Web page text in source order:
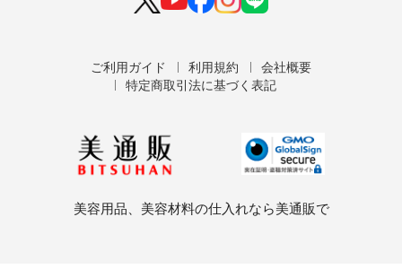
ご利用ガイド 利用規約
会社概要
特定商取引法に基づく表記
美容用品、美容材料の仕入れなら美通販で